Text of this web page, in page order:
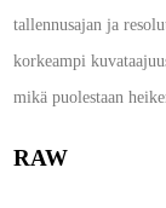
tallennusajan ja
korkeampi
mikä puolestaan
RAW